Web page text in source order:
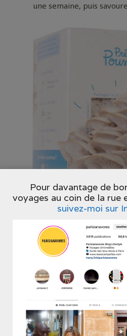
une semaine, puis
Pour davantage de
voyages au coin de la rue
suivez-moi sur